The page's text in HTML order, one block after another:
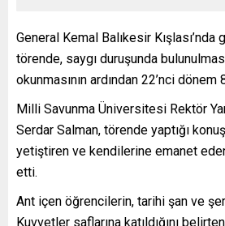
General Kemal Balıkesir
törende, saygı duruşunda
okunmasının ardından 22’nci
Milli Savunma Üniversitesi Rektör
Serdar Salman, törende yaptığı
yetiştiren ve kendilerine emanet
etti.
Ant içen öğrencilerin, tarihi şan ve
Kuvvetler saflarına katıldığını